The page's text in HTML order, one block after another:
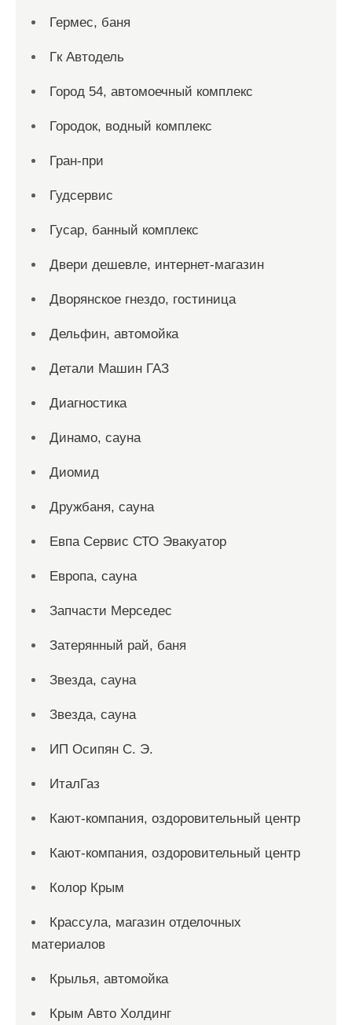
Гермес, баня
Гк Автодель
Город 54, автомоечный комплекс
Городок, водный комплекс
Гран-при
Гудсервис
Гусар, банный комплекс
Двери дешевле, интернет-магазин
Дворянское гнездо, гостиница
Дельфин, автомойка
Детали Машин ГАЗ
Диагностика
Динамо, сауна
Диомид
Дружбаня, сауна
Евпа Сервис СТО Эвакуатор
Европа, сауна
Запчасти Мерседес
Затерянный рай, баня
Звезда, сауна
Звезда, сауна
ИП Осипян С. Э.
ИталГаз
Кают-компания, оздоровительный центр
Кают-компания, оздоровительный центр
Колор Крым
Крассула, магазин отделочных
материалов
Крылья, автомойка
Крым Авто Холдинг